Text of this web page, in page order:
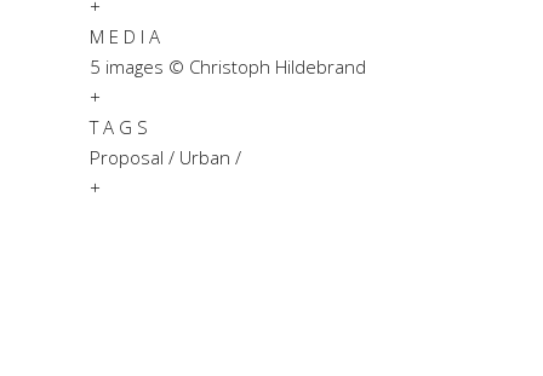
+
M E D I A
5 images © Christoph Hildebrand
+
T A G S
Proposal / Urban /
+